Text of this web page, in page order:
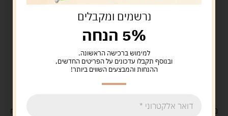
משלוח חינםבקנייה מעל 329 ש"ח
נרשמים ומקבלים
5% הנחה
למימוש ברכישה הראשונה.
ובנוסף תקבלו עדכונים על הפריטים החדשים,
ההנחות והמבצעים השווים ביותר!